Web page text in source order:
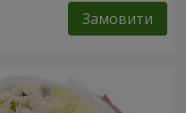
Замовити